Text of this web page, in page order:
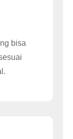
bisa